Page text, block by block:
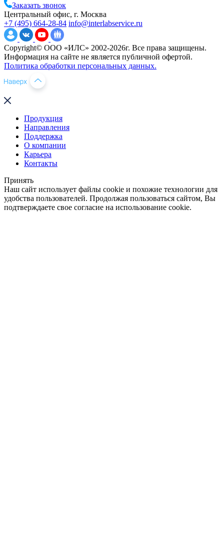
Заказать звонок
Центральный офис, г. Москва
+7 (495) 664-28-84 info@interlabservice.ru
Copyright© ООО «ИЛС» 2002-2026г. Все права защищены.
Информация на сайте не является публичной офертой.
Политика обработки персональных данных.
Продукция
Направления
Поддержка
О компании
Карьера
Контакты
Принять
Наш сайт использует файлы cookie и похожие технологии для
удобства пользователей. Продолжая пользоваться сайтом, Вы
подтверждаете свое согласие на использование cookie.